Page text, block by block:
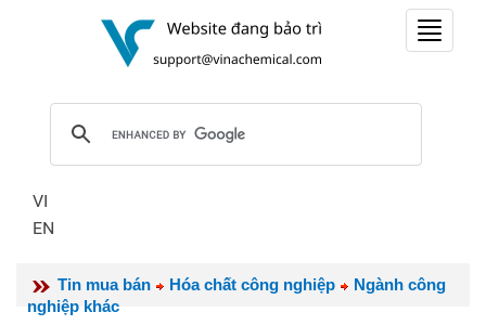
Toggle
VI
EN
Tin mua bán Hóa chất công nghiệp
Ngành công
nghiệp khác